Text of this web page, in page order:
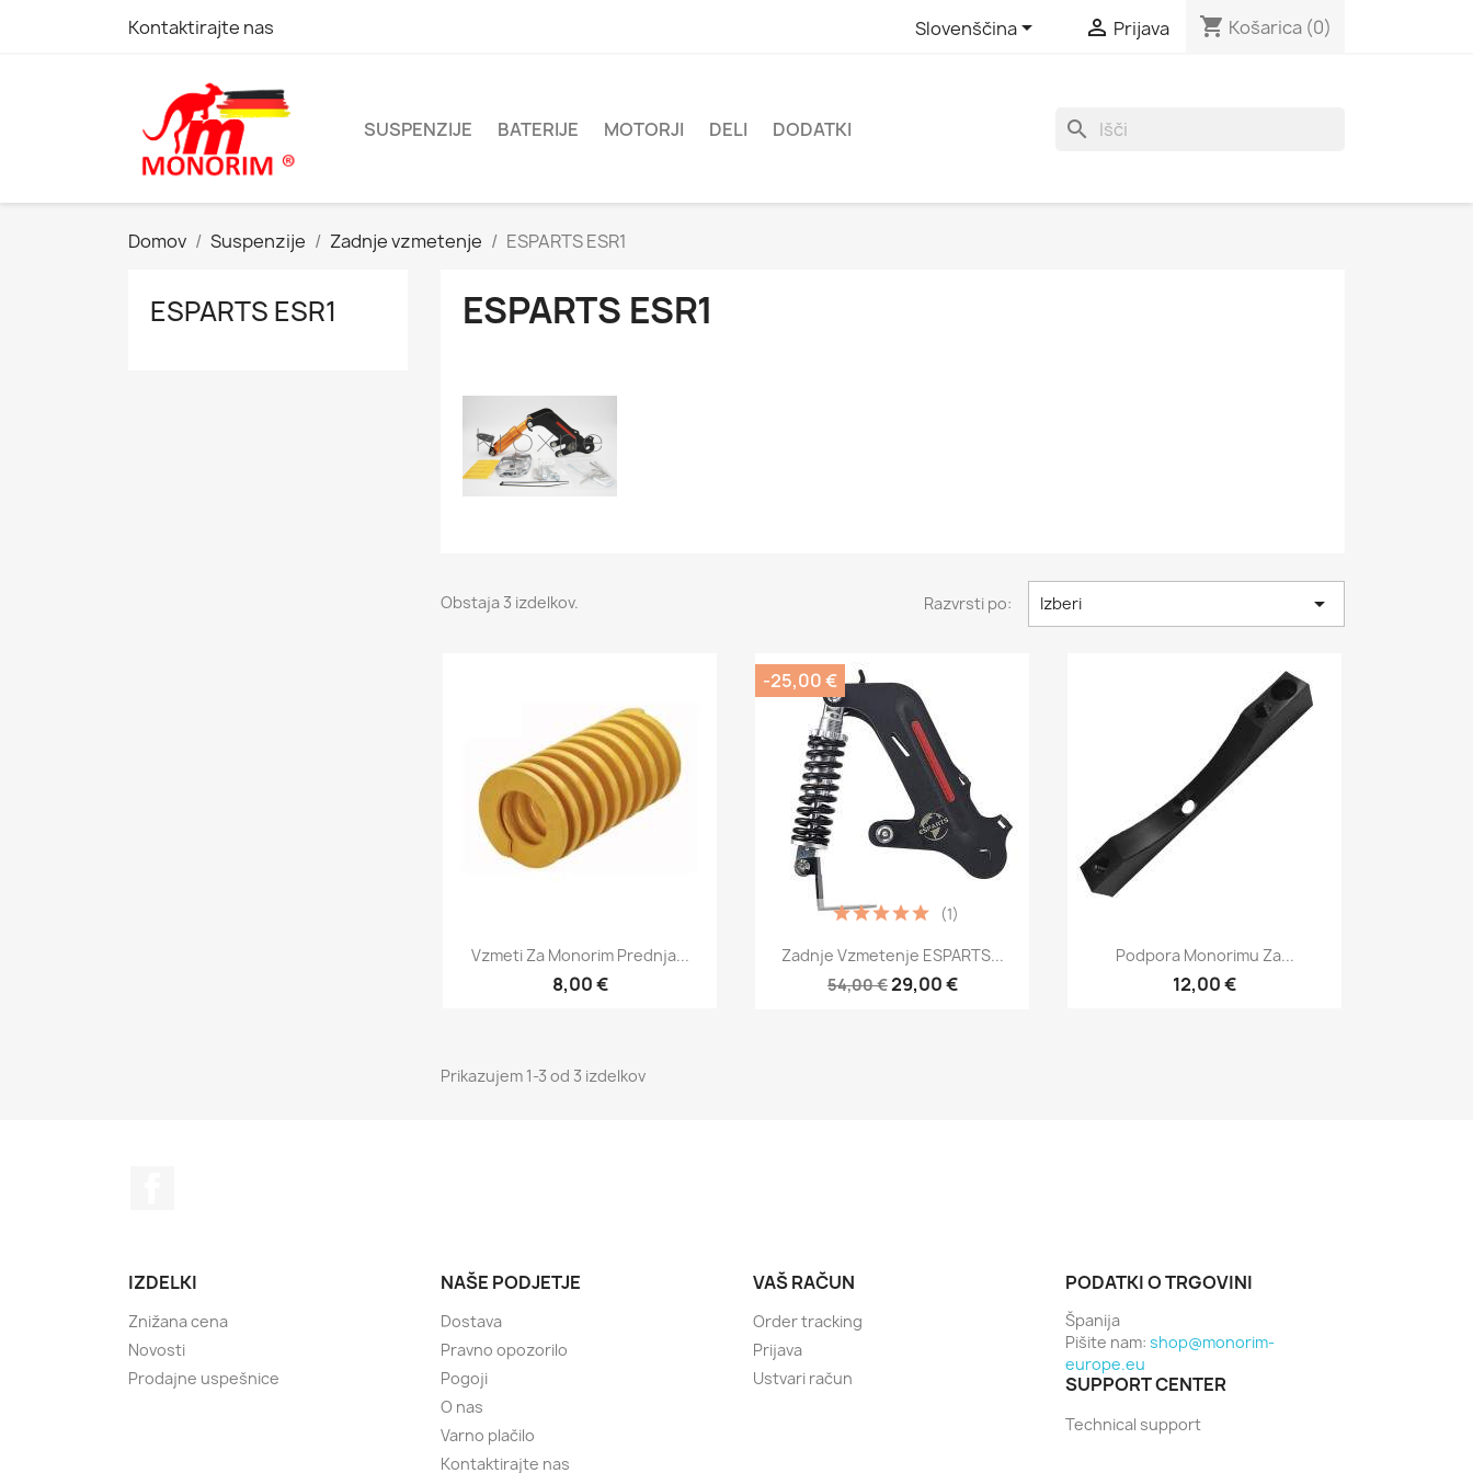
Kontaktirajte nas Slovenščina  Prijava shopping_cart Košarica (0)
SUSPENZIJE BATERIJE MOTORJI DELI DODATKI search
Domov Suspenzije Zadnje vzmetenje ESPARTS ESR1
ESPARTS ESR1 ESPARTS ESR1
Obstaja 3 izdelkov. Razvrsti po: Izberi 
Hitri ogled
Vzmeti Za Monorim Prednja...
8,00 €
Hitri ogled
Zadnje Vzmetenje ESPARTS...
54,00 €29,00 €
(1)
-25,00 €
Hitri ogled
Podpora Monorimu Za...
12,00 €
Prikazujem 1-3 od 3 izdelkov
IZDELKI
Znižana cena
Novosti
Prodajne uspešnice
NAŠE PODJETJE
Dostava
Pravno opozorilo
Pogoji
O nas
Varno plačilo
Kontaktirajte nas
VAŠ RAČUN
Order tracking
Prijava
Ustvari račun
PODATKI O TRGOVINI
Španija
Pišite nam: shop@monorim-
europe.eu
SUPPORT CENTER
Technical support